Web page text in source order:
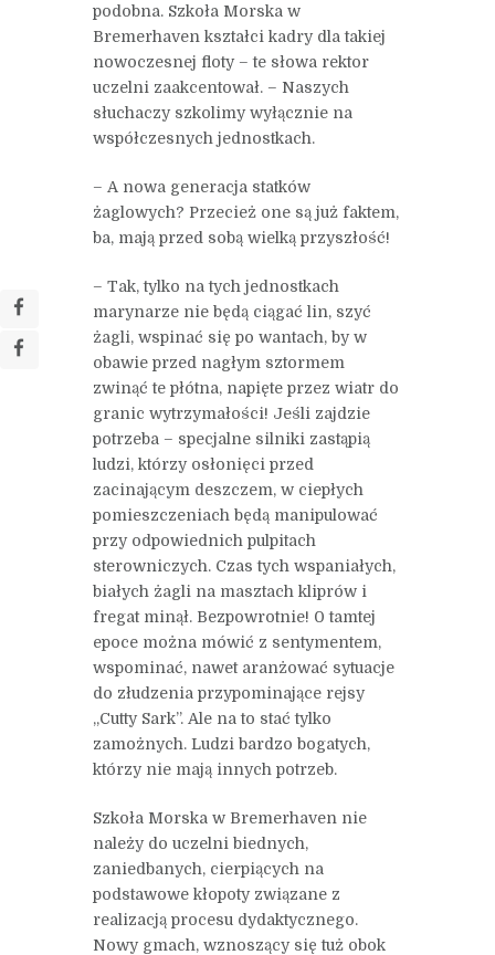
podobna. Szkoła Morska w
Bremerhaven kształci kadry dla takiej
nowoczesnej floty – te słowa rektor
uczelni zaakcentował. – Naszych
słuchaczy szkolimy wyłącznie na
współczesnych jednostkach.
– A nowa generacja statków
żaglowych? Przecież one są już faktem,
ba, mają przed sobą wielką przyszłość!
– Tak, tylko na tych jednostkach
marynarze nie będą ciągać lin, szyć
żagli, wspinać się po wantach, by w
obawie przed nagłym sztormem
zwinąć te płótna, napięte przez wiatr do
granic wytrzymałości! Jeśli zajdzie
potrzeba – specjalne silniki zastąpią
ludzi, którzy osłonięci przed
zacinającym deszczem, w ciepłych
pomieszczeniach będą manipulować
przy odpowiednich pulpitach
sterowniczych. Czas tych wspaniałych,
białych żagli na masztach kliprów i
fregat minął. Bezpowrotnie! 0 tamtej
epoce można mówić z sentymentem,
wspominać, nawet aranżować sytuacje
do złudzenia przypominające rejsy
„Cutty Sark”. Ale na to stać tylko
zamożnych. Ludzi bardzo bogatych,
którzy nie mają innych potrzeb.
Szkoła Morska w Bremerhaven nie
należy do uczelni biednych,
zaniedbanych, cierpiących na
podstawowe kłopoty związane z
realizacją procesu dydaktycznego.
Nowy gmach, wznoszący się tuż obok